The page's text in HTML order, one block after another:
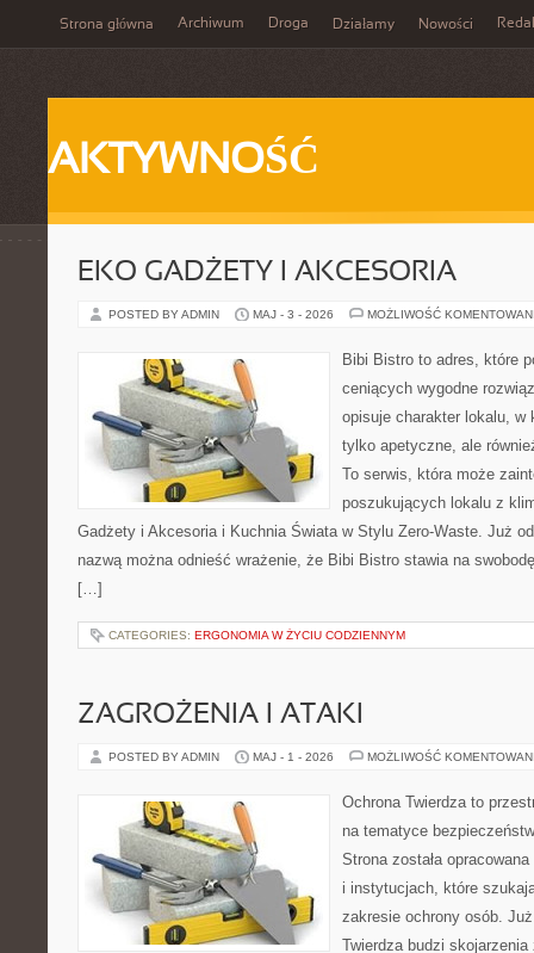
Strona główna Archiwum Droga Działamy Nowości
AKTYWNOŚĆ
EKO GADŻETY I AKCESORIA
POSTED BY ADMIN MAJ - 3 - 2026 MOŻLIWOŚĆ
Bibi Bistro to adres, które
ceniących wygodne
opisuje charakter lokalu, w
tylko apetyczne, ale
To serwis, która może
poszukujących lokalu z
Gadżety i Akcesoria i Kuchnia Świata w Stylu Zero-Waste. Już
nazwą można odnieść wrażenie, że Bibi Bistro stawia na
[…]
CATEGORIES: ERGONOMIA W ŻYCIU CODZIENNYM
ZAGROŻENIA I ATAKI
POSTED BY ADMIN MAJ - 1 - 2026 MOŻLIWOŚĆ
Ochrona Twierdza to
na tematyce
Strona została
i instytucjach, które
zakresie ochrony osób.
Twierdza budzi